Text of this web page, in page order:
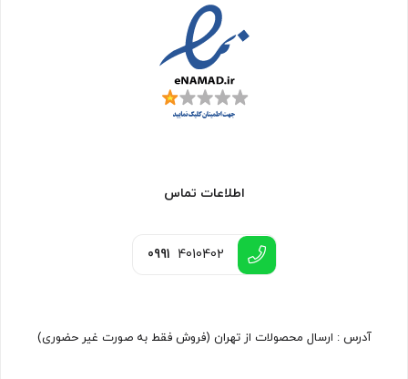
اطلاعات تماس
0991 4010402
آدرس : ارسال محصولات از تهران (فروش فقط به صورت غیر حضوری)